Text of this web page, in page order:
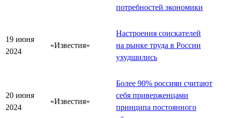
потребностей экономики
19 июня
2024
«Известия»
Настроения соискателей
на рынке труда в России
ухудшились
20 июня
2024
«Известия»
Более 90% россиян считают
себя приверженцами
принципа постоянного